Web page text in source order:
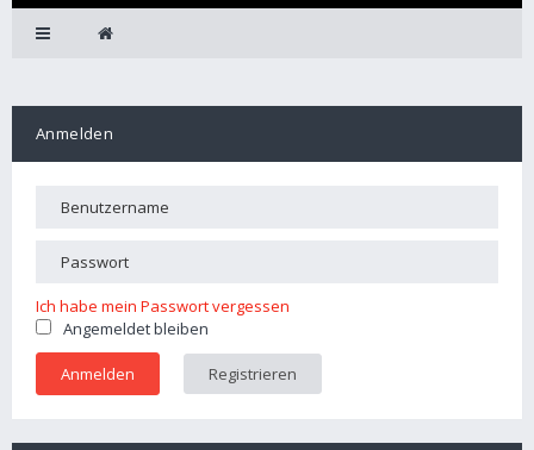
Anmelden
Ich habe mein Passwort vergessen
Angemeldet bleiben
Registrieren